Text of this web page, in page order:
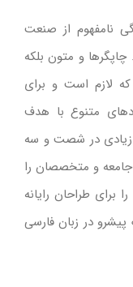
نامفهوم از صنعت
و متون بلکه
لازم است و برای
متنوع با هدف
زیادی در شصت و سه
و متخصصان را
برای طراحان رایانه
در زبان فارسی